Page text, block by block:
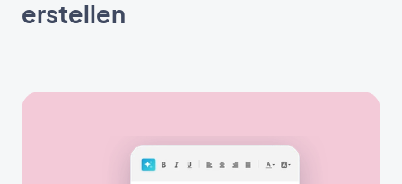
erstellen